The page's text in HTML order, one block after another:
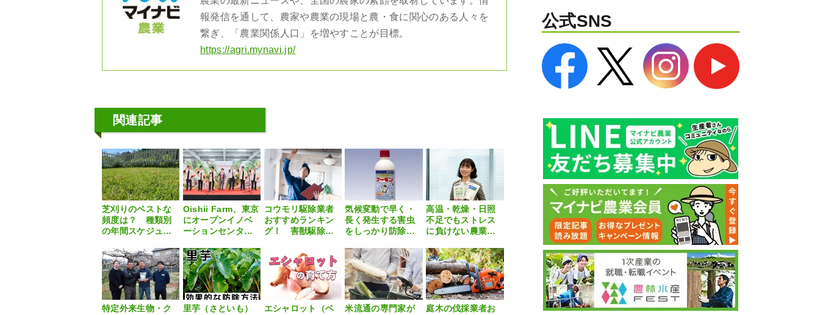
報発信を通して、農家や農業の現場と農・食に関心のある人々を
繋ぎ、「農業関係人口」を増やすことが目標。
https://agri.mynavi.jp/
関連記事
芝刈りのベストな
頻度は？ 種類別
の年間スケジュー
を解説
Oishii Farm、東京
にオープンイノベ
ーションセンター
術で世界市場へ
コウモリ駆除業者
おすすめランキン
グ！ 害獣駆除業
相場も解説
気候変動で早く・
長く発生する害虫
をしっかり防除。
鎖剤『フーモン』
高温・乾燥・日照
不足でもストレス
に負けない農業
ミュラント資材の
選び方
特定外来生物・ク
里芋（さといも）
エシャロット（ベ
米流通の専門家が
庭木の伐採業者お
公式SNS